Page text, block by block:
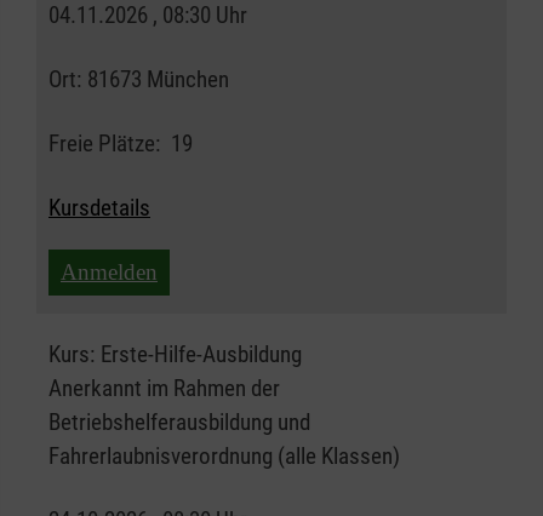
04.11.2026 , 08:30 Uhr
Ort: 81673 München
Freie Plätze: 19
Kursdetails
Anmelden
Kurs: Erste-Hilfe-Ausbildung
Anerkannt im Rahmen der
Betriebshelferausbildung und
Fahrerlaubnisverordnung (alle Klassen)